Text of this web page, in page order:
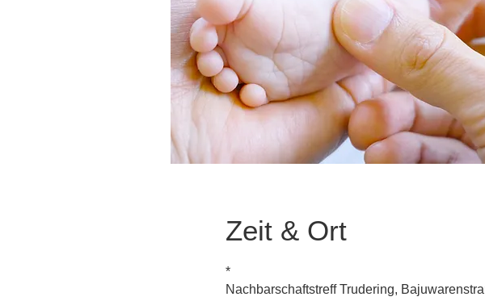
Zeit & Ort
*
Nachbarschaftstreff Trudering,